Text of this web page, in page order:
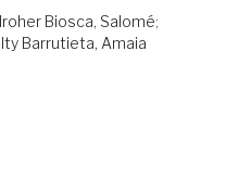
Biosca, Salomé;
Barrutieta, Amaia